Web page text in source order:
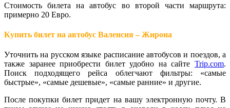
Стоимость билета на автобус во второй части маршрута:
примерно 20 Евро.
Купить билет на автобус Валенсия – Жирона
Уточнить на русском языке расписание автобусов и поездов, а
также заранее приобрести билет удобно на сайте Trip.com.
Поиск подходящего рейса облегчают фильтры: «самые
быстрые», «самые дешевые», «самые ранние» и другие.
После покупки билет придет на вашу электронную почту. В